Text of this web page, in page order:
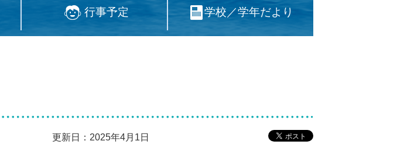
行事予定 学校／学年だより
更新日：2025年4月1日